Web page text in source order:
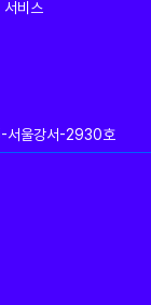
비스
울강서-2930호